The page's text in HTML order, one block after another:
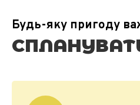
Будь-яку пригоду